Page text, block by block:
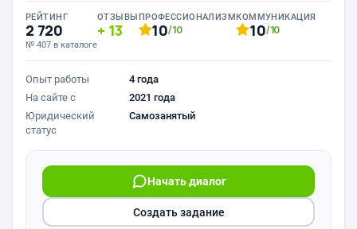
РЕЙТИНГ
2 720
№ 407 в каталоге
ОТЗЫВЫ
13
ПРОФЕССИОНАЛИЗМ
10/10
КОММУНИКАЦИЯ
10/10
Опыт работы
4 года
На сайте с
2021 года
Юридический
статус
Самозанятый
Начать диалог
Создать задание